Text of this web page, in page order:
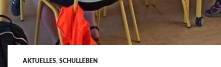
AKTUELLES, SCHULLEBEN